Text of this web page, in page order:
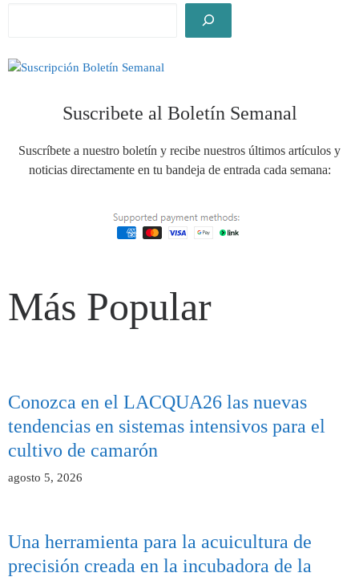
Suscribete al Boletín Semanal
Suscríbete a nuestro boletín y recibe nuestros últimos artículos y
noticias directamente en tu bandeja de entrada cada semana:
Más Popular
Conozca en el LACQUA26 las nuevas
tendencias en sistemas intensivos para el
cultivo de camarón
agosto 5, 2026
Una herramienta para la acuicultura de
precisión creada en la incubadora de la